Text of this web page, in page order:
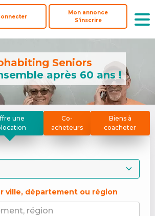
Mon annonce
S'inscrire
Mon annonce
S'inscrire
Seniors
après 60 ans !
une
Co-
acheteurs
Biens à
coacheter
ville, département ou région
région